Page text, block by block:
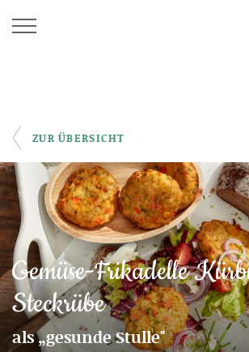
ZUR ÜBERSICHT
Gemüse-Frikadelle
Steckrübe
als „gesunde Stulle"